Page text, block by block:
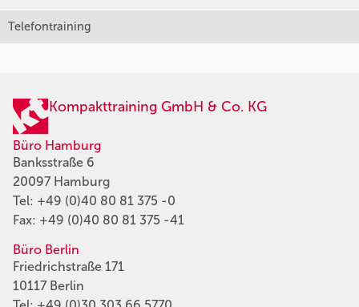
Telefontraining
Kompakttraining GmbH & Co. KG
Büro Hamburg
Banksstraße 6
20097 Hamburg
Tel: +49 (0)40 80 81 375 -0
Fax: +49 (0)40 80 81 375 -41
Büro Berlin
Friedrichstraße 171
10117 Berlin